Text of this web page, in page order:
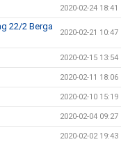
2020-02-24 18:41
22/2 Berga
2020-02-21 10:47
2020-02-15 13:54
2020-02-11 18:06
2020-02-10 15:19
2020-02-04 09:27
2020-02-02 19:43